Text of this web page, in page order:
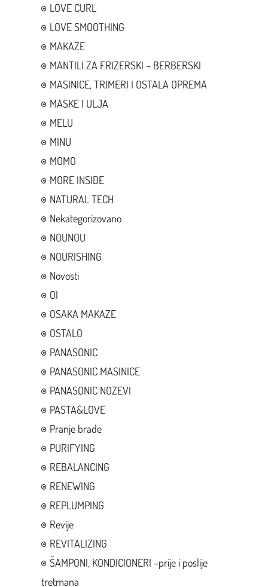
LOVE CURL
LOVE SMOOTHING
MAKAZE
MANTILI ZA FRIZERSKI – BERBERSKI
MASINICE, TRIMERI I OSTALA OPREMA
MASKE I ULJA
MELU
MINU
MOMO
MORE INSIDE
NATURAL TECH
Nekategorizovano
NOUNOU
NOURISHING
Novosti
OI
OSAKA MAKAZE
OSTALO
PANASONIC
PANASONIC MASINICE
PANASONIC NOZEVI
PASTA&LOVE
Pranje brade
PURIFYING
REBALANCING
RENEWING
REPLUMPING
Revije
REVITALIZING
ŠAMPONI, KONDICIONERI –prije i poslije
tretmana